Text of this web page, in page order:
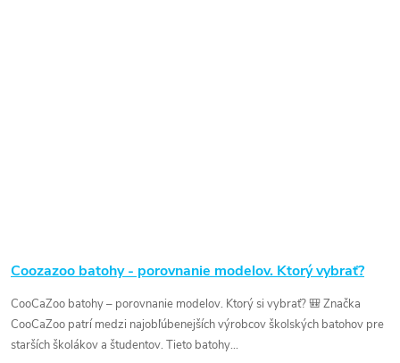
Coozazoo batohy - porovnanie modelov. Ktorý vybrať?
CooCaZoo batohy – porovnanie modelov. Ktorý si vybrať? 🎒 Značka
CooCaZoo patrí medzi najobľúbenejších výrobcov školských batohov pre
starších školákov a študentov. Tieto batohy...